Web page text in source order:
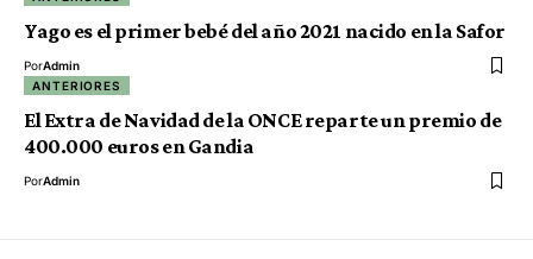
Yago es el primer bebé del año 2021 nacido en la Safor
PorAdmin
ANTERIORES
El Extra de Navidad de la ONCE reparte un premio de
400.000 euros en Gandia
PorAdmin